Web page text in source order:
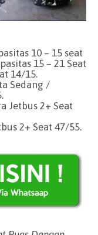
10 – 15 seat
15 – 21 Seat
14/15.
Sedang /
Jetbus 2+ Seat
2+ Seat 47/55.